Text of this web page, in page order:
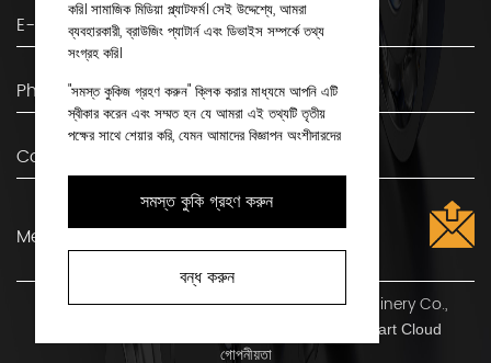
কপিরাইট ©Shaoxing Shangyu Flight Seiko Machinery Co.,
Smart Cloud
গোপনীয়তা
করি। সামাজিক মিডিয়া প্ল্যাটফর্ম। সেই উদ্দেশ্যে, আমরা
ব্যবহারকারী, ব্রাউজিং প্যাটার্ন এবং ডিভাইস সম্পর্কে তথ্য
সংগ্রহ করি।
"সমস্ত কুকিজ গ্রহণ করুন" ক্লিক করার মাধ্যমে আপনি এটি
স্বীকার করেন এবং সম্মত হন যে আমরা এই তথ্যটি তৃতীয়
পক্ষের সাথে শেয়ার করি, যেমন আমাদের বিজ্ঞাপন অংশীদারদের
কুকিজ" দিয়ে চালিয়ে যেতে পারেন। কিন্তু মনে রাখবেন যে কিছু
ধরণের কুকি ব্লক করা হলে তা প্রভাবিত করতে পারে যে
আমরা কীভাবে আপনার পছন্দের বিষয়বস্তু সরবরাহ করতে পারি।
"কুকি সেটিংস" এ ক্লিক করুন। আপনি যদি কুকিজ সম্পর্কে
আরও জানতে চান এবং কেন আমরা সেগুলি ব্যবহার করি, যে
সমস্ত কুকি গ্রহণ করুন
বন্ধ করুন